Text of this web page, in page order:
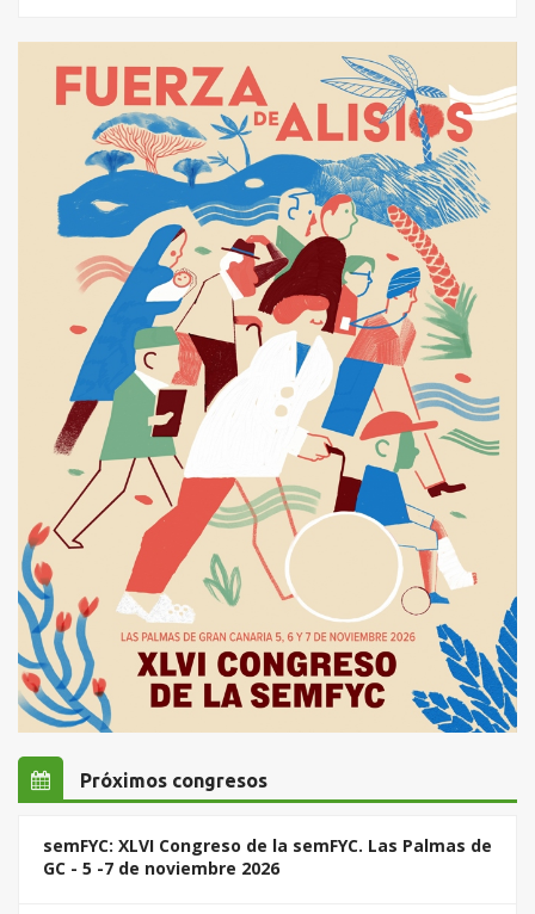
Próximos congresos
semFYC: XLVI Congreso de la semFYC. Las Palmas de
GC - 5 -7 de noviembre 2026